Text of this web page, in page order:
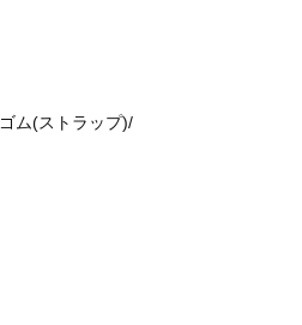
ム(ストラップ)/